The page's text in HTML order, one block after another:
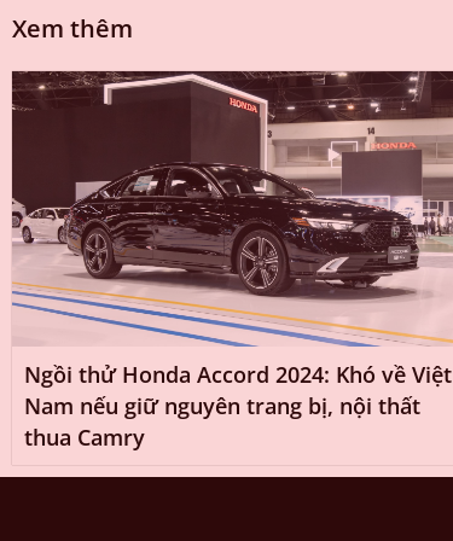
Xem thêm
Ngồi thử Honda Accord 2024: Khó về Việt
Nam nếu giữ nguyên trang bị, nội thất
thua Camry